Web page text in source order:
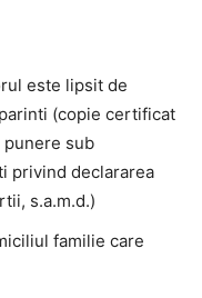
este lipsit de
(copie certificat
sub
privind declararea
s.a.m.d.)
familie care